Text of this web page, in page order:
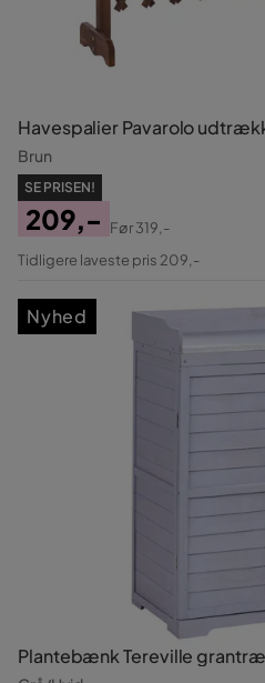
Havespalier Pavarolo
Brun
SE PRISEN!
Pris
209,-
Original
Før319,-
Tidligere laveste pris 209,-
Plantebænk Tereville
Nyhed